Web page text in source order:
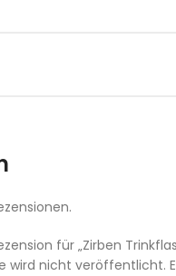
für „Zirben
wird nicht veröffentlicht.